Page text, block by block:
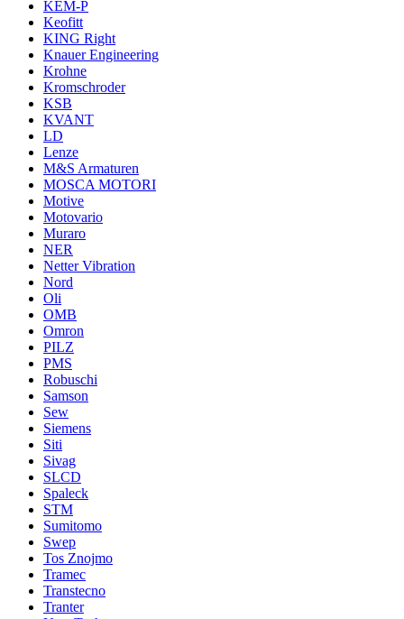
KEM-P
Keofitt
KING Right
Knauer Engineering
Krohne
Kromschroder
KSB
KVANT
LD
Lenze
M&S Armaturen
MOSCA MOTORI
Motive
Motovario
Muraro
NER
Netter Vibration
Nord
Oli
OMB
Omron
PILZ
PMS
Robuschi
Samson
Sew
Siemens
Siti
Sivag
SLCD
Spaleck
STM
Sumitomo
Swep
Tos Znojmo
Tramec
Transtecno
Tranter